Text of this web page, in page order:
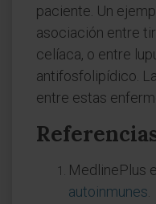
paciente. Un
asociación entre
celíaca, o entre
antifosfolipídico.
entre estas
MedlinePlus
autoinmunes